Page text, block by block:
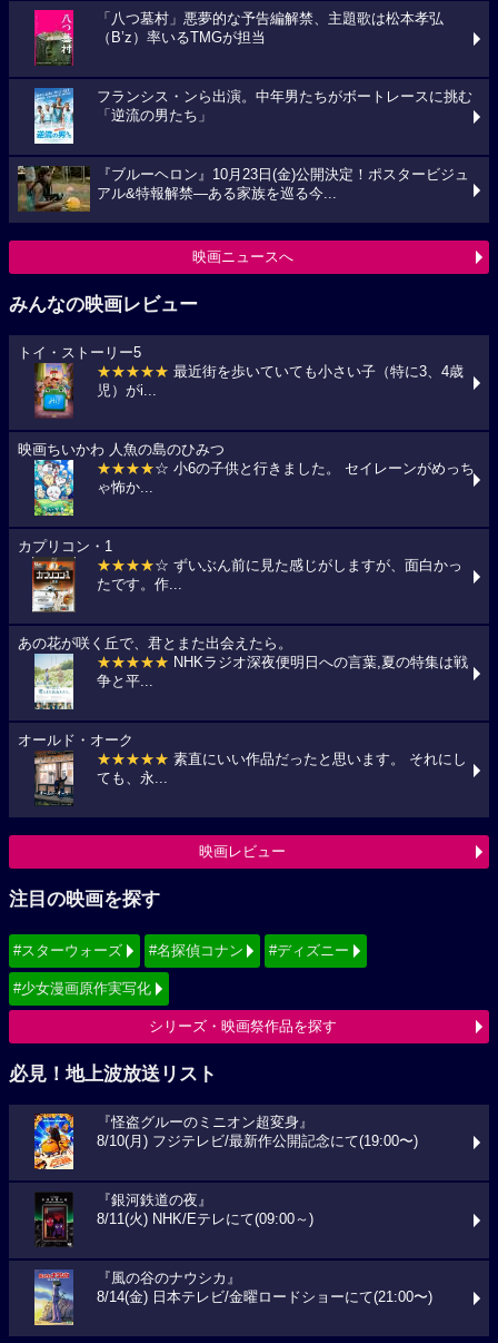
「八つ墓村」悪夢的な予告編解禁、主題歌は松本孝弘
（B’z）率いるTMGが担当
フランシス・ンら出演。中年男たちがボートレースに挑む
「逆流の男たち」
『ブルーヘロン』10月23日(金)公開決定！ポスタービジュ
アル&特報解禁―ある家族を巡る今...
映画ニュースへ
みんなの映画レビュー
トイ・ストーリー5
★★★★★ 最近街を歩いていても小さい子（特に3、4歳
児）がi...
映画ちいかわ 人魚の島のひみつ
★★★★☆ 小6の子供と行きました。 セイレーンがめっち
ゃ怖か...
カプリコン・1
★★★★☆ ずいぶん前に見た感じがしますが、面白かっ
たです。作...
あの花が咲く丘で、君とまた出会えたら。
★★★★★ NHKラジオ深夜便明日への言葉,夏の特集は戦
争と平...
オールド・オーク
★★★★★ 素直にいい作品だったと思います。 それにし
ても、永...
映画レビュー
注目の映画を探す
#スターウォーズ #名探偵コナン #ディズニー
#少女漫画原作実写化
シリーズ・映画祭作品を探す
必見！地上波放送リスト
『怪盗グルーのミニオン超変身』
8/10(月) フジテレビ/最新作公開記念にて(19:00〜)
『銀河鉄道の夜』
8/11(火) NHK/Eテレにて(09:00～)
『風の谷のナウシカ』
8/14(金) 日本テレビ/金曜ロードショーにて(21:00〜)